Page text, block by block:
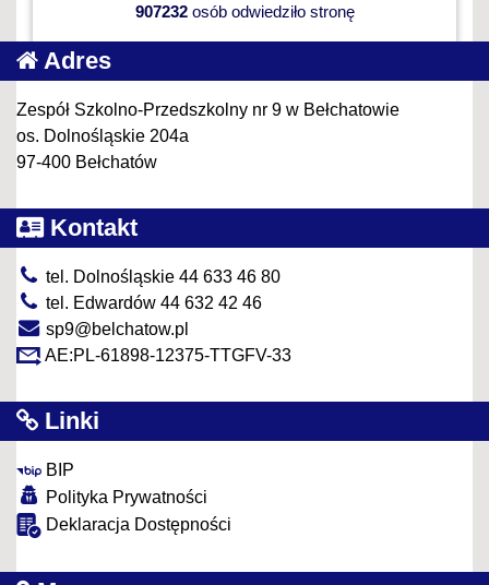
907232osób odwiedziło stronę
Adres
Zespół Szkolno-Przedszkolny nr 9 w Bełchatowie
os. Dolnośląskie 204a
97-400 Bełchatów
Kontakt
tel. Dolnośląskie 44 633 46 80
tel. Edwardów 44 632 42 46
sp9@belchatow.pl
AE:PL-61898-12375-TTGFV-33
Linki
BIP
Polityka Prywatności
Deklaracja Dostępności